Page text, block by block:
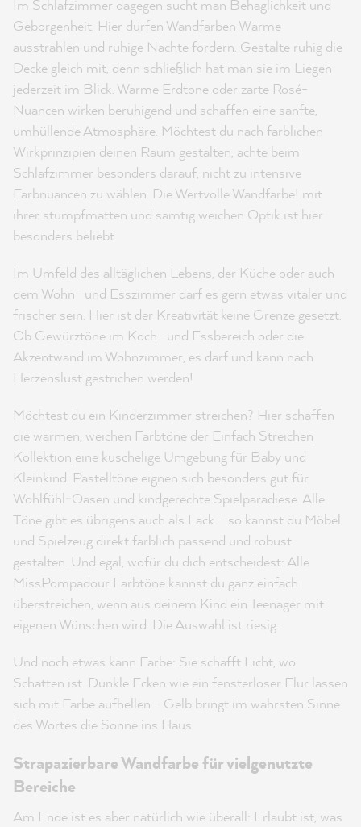
Im Schlafzimmer dagegen sucht man Behaglichkeit und
Geborgenheit. Hier dürfen Wandfarben Wärme
ausstrahlen und ruhige Nächte fördern. Gestalte ruhig die
Decke gleich mit, denn schließlich hat man sie im Liegen
jederzeit im Blick. Warme Erdtöne oder zarte Rosé-
Nuancen wirken beruhigend und schaffen eine sanfte,
umhüllende Atmosphäre. Möchtest du nach farblichen
Wirkprinzipien deinen Raum gestalten, achte beim
Schlafzimmer besonders darauf, nicht zu intensive
Farbnuancen zu wählen. Die Wertvolle Wandfarbe! mit
ihrer stumpfmatten und samtig weichen Optik ist hier
besonders beliebt.
Im Umfeld des alltäglichen Lebens, der Küche oder auch
dem Wohn- und Esszimmer darf es gern etwas vitaler und
frischer sein. Hier ist der Kreativität keine Grenze gesetzt.
Ob Gewürztöne im Koch- und Essbereich oder die
Akzentwand im Wohnzimmer, es darf und kann nach
Herzenslust gestrichen werden!
Möchtest du ein Kinderzimmer streichen? Hier schaffen
die warmen, weichen Farbtöne der Einfach Streichen
Kollektion eine kuschelige Umgebung für Baby und
Kleinkind. Pastelltöne eignen sich besonders gut für
Wohlfühl‑Oasen und kindgerechte Spielparadiese. Alle
Töne gibt es übrigens auch als Lack – so kannst du Möbel
und Spielzeug direkt farblich passend und robust
gestalten. Und egal, wofür du dich entscheidest: Alle
MissPompadour Farbtöne kannst du ganz einfach
überstreichen, wenn aus deinem Kind ein Teenager mit
eigenen Wünschen wird. Die Auswahl ist riesig.
Und noch etwas kann Farbe: Sie schafft Licht, wo
Schatten ist. Dunkle Ecken wie ein fensterloser Flur lassen
sich mit Farbe aufhellen - Gelb bringt im wahrsten Sinne
des Wortes die Sonne ins Haus.
Strapazierbare Wandfarbe für vielgenutzte
Bereiche
Am Ende ist es aber natürlich wie überall: Erlaubt ist, was